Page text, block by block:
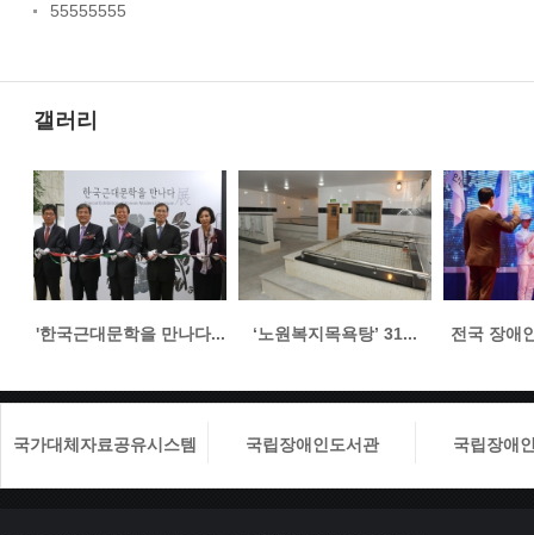
55555555
갤러리
'한국근대문학을 만나다... ‘노원복지목욕탕’ 31... 전국 장애
국가대체자료공유시스템 국립장애인도서관 국립장애